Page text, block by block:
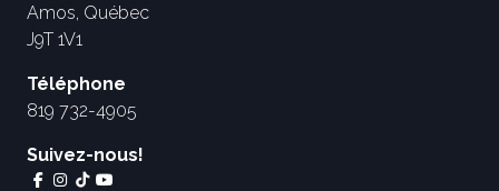
Amos, Québec
J9T 1V1
Téléphone
819 732-4905
Suivez-nous!